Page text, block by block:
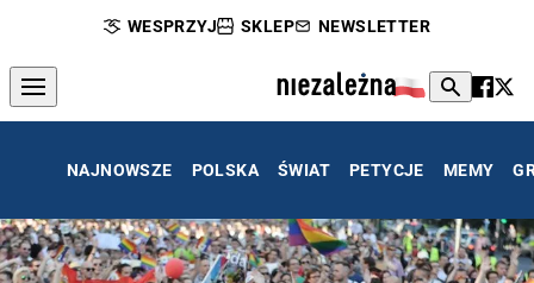
WESPRZYJ SKLEP NEWSLETTER
NAJNOWSZE POLSKA ŚWIAT PETYCJE MEMY